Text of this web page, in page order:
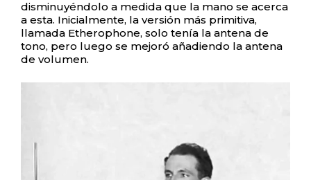
disminuyéndolo a medida que la mano se acerca
a esta. Inicialmente, la versión más primitiva,
llamada Etherophone, solo tenía la antena de
tono, pero luego se mejoró añadiendo la antena
de volumen.